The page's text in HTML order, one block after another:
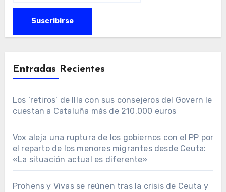
Entradas Recientes
Los ‘retiros’ de Illa con sus consejeros del Govern le
cuestan a Cataluña más de 210.000 euros
Vox aleja una ruptura de los gobiernos con el PP por
el reparto de los menores migrantes desde Ceuta:
«La situación actual es diferente»
Prohens y Vivas se reúnen tras la crisis de Ceuta y